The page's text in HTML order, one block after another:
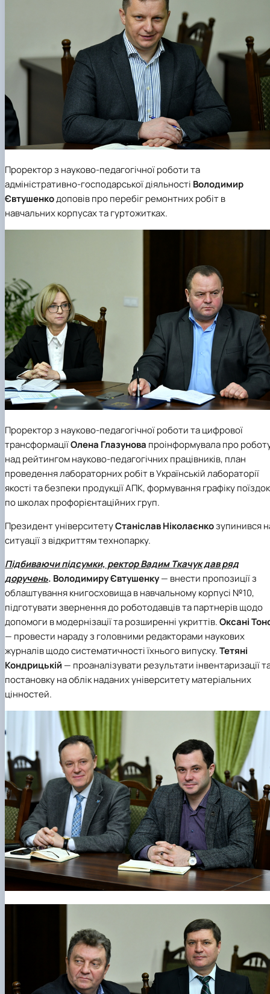
Проректор з науково-педагогічної роботи та
адміністративно-господарської діяльності Володимир
Євтушенкодоповів про перебіг ремонтних робіт в
навчальних корпусах та гуртожитках.
Проректор з науково-педагогічної роботи та цифрової
трансформаціїОлена Глазунова проінформувала про
над рейтингом науково-педагогічних працівників, план
проведення лабораторних робіт вУкраїнській лабораторії
якості та безпеки продукції АПК, формування графіку поїздок
по школах профорієнтаційних груп.
Президент університетуСтаніслав Ніколаєнкозупинився
ситуації з відкриттям технопарку.
Підбиваючи підсумки, ректор Вадим Ткачук дав ряд
доручень. Володимиру Євтушенку— внести пропозиції з
облаштування книгосховища в навчальному корпусі №10,
підготувати звернення до роботодавців та партнерів щодо
допомоги в модернізації та розширенні укриттів.Оксані
— провести нараду з головними редакторами наукових
журналів щодо систематичності їхнього випуску.Тетяні
Кондрицькій — проаналізувати результати інвентаризації
постановку на облік наданих університету матеріальних
цінностей.